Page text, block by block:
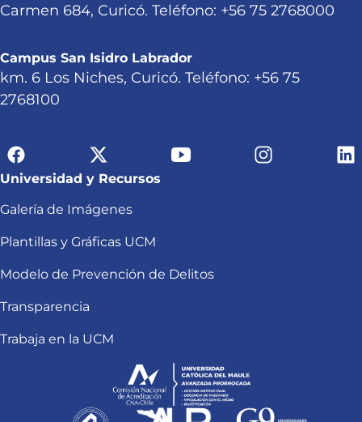
Carmen 684, Curicó. Teléfono: +56 75 2768000
Campus San Isidro Labrador
km. 6 Los Niches, Curicó. Teléfono: +56 75
2768100
Universidad y Recursos
Galería de Imágenes
Plantillas y Gráficas UCM
Modelo de Prevención de Delitos
Transparencia
Trabaja en la UCM